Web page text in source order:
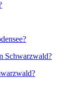
Schwarzwald?